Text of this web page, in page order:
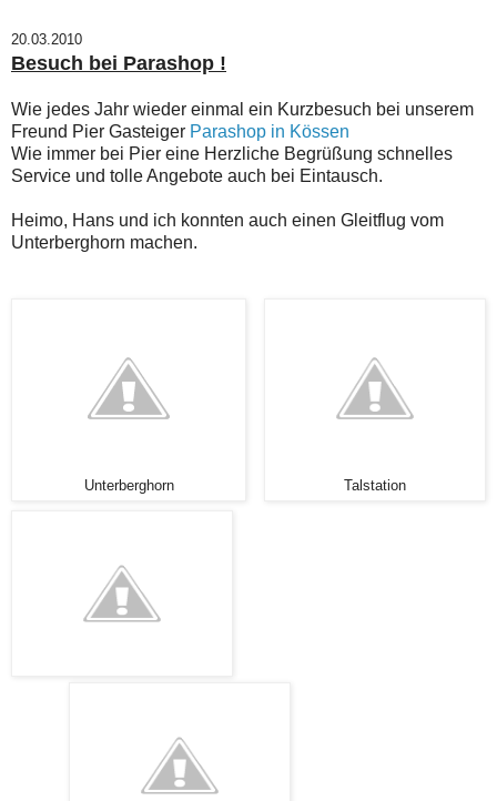
20.03.2010
Besuch bei Parashop !
Wie jedes Jahr wieder einmal ein Kurzbesuch bei unserem
Freund Pier Gasteiger Parashop in Kössen
Wie immer bei Pier eine Herzliche Begrüßung schnelles
Service und tolle Angebote auch bei Eintausch.
Heimo, Hans und ich konnten auch einen Gleitflug vom
Unterberghorn machen.
Unterberghorn Talstation